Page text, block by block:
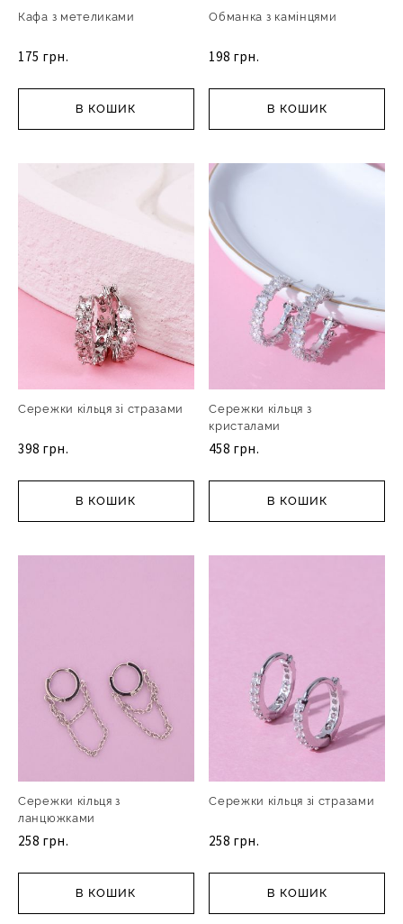
Кафа з метеликами
175 грн.
В КОШИК
Обманка з камінцями
198 грн.
В КОШИК
Сережки кільця зі стразами
398 грн.
В КОШИК
Сережки кільця з
кристалами
458 грн.
В КОШИК
Сережки кільця з
ланцюжками
258 грн.
В КОШИК
Сережки кільця зі стразами
258 грн.
В КОШИК